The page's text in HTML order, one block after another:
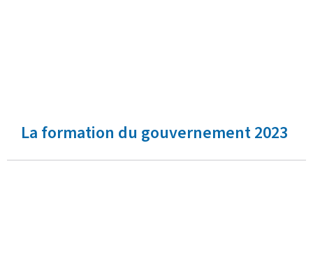
La formation du gouvernement 2023